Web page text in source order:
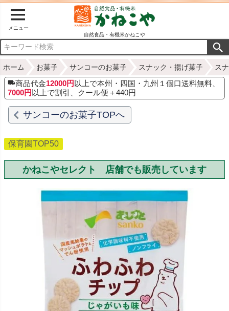
メニュー
自然食品・有機米かねこや
ホーム お菓子 サンコーのお菓子 スナック・揚げ菓子 ス
商品代金12000円 以上で本州・四国・九州１個口送料無料、
7000円 以上で割引、クール便＋440円
サンコーのお菓子TOPへ
保育園TOP50
かねこやセレクト 店舗でも販売しています